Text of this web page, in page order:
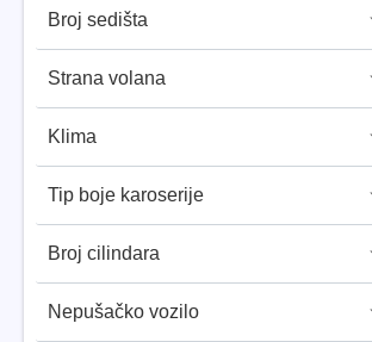
Broj sedišta
Strana volana
Klima
Tip boje karoserije
Broj cilindara
Nepušačko vozilo